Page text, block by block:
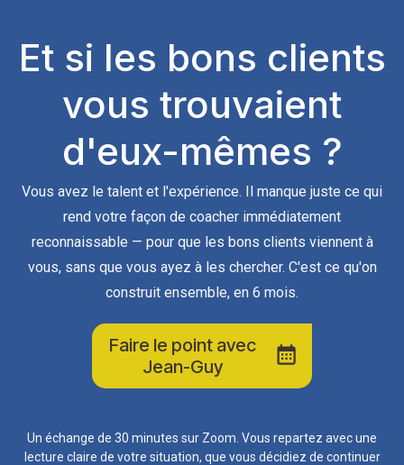
Et si les bons clients
vous trouvaient
d'eux-mêmes ?
Vous avez le talent et l'expérience. Il manque juste ce qui
rend votre façon de coacher immédiatement
reconnaissable — pour que les bons clients viennent à
vous, sans que vous ayez à les chercher. C'est ce qu'on
construit ensemble, en 6 mois.
Faire le point avec
Jean-Guy
Un échange de 30 minutes sur Zoom. Vous repartez avec une
lecture claire de votre situation, que vous décidiez de continuer